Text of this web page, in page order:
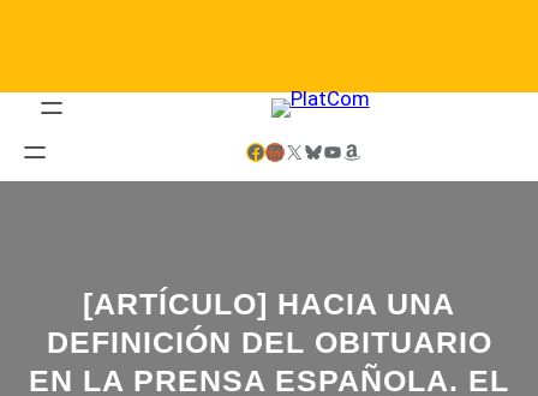
Facebook LinkedIn X Bluesky YouTube Amazon
[ARTÍCULO] HACIA UNA
DEFINICIÓN DEL OBITUARIO
EN LA PRENSA ESPAÑOLA. EL